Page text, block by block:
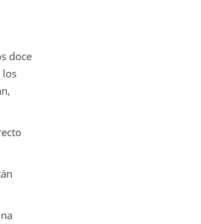
doce
los